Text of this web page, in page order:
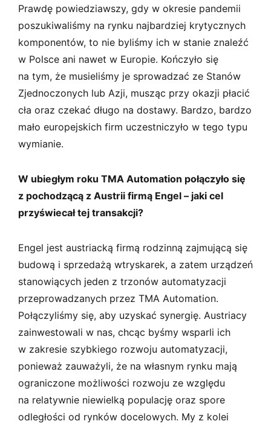
Prawdę powiedziawszy, gdy w okresie pandemii
poszukiwaliśmy na rynku najbardziej krytycznych
komponentów, to nie byliśmy ich w stanie znaleźć
w Polsce ani nawet w Europie. Kończyło się
na tym, że musieliśmy je sprowadzać ze Stanów
Zjednoczonych lub Azji, musząc przy okazji płacić
cła oraz czekać długo na dostawy. Bardzo, bardzo
mało europejskich firm uczestniczyło w tego typu
wymianie.
W ubiegłym roku TMA Automation połączyło się
z pochodzącą z Austrii firmą Engel – jaki cel
przyświecał tej transakcji?
Engel jest austriacką firmą rodzinną zajmującą się
budową i sprzedażą wtryskarek, a zatem urządzeń
stanowiących jeden z trzonów automatyzacji
przeprowadzanych przez TMA Automation.
Połączyliśmy się, aby uzyskać synergię. Austriacy
zainwestowali w nas, chcąc byśmy wsparli ich
w zakresie szybkiego rozwoju automatyzacji,
ponieważ zauważyli, że na własnym rynku mają
ograniczone możliwości rozwoju ze względu
na relatywnie niewielką populację oraz spore
odległości od rynków docelowych. My z kolei